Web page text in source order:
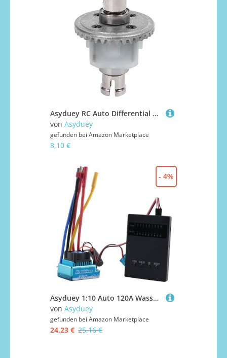
Asyduey RC Auto Differential 55-ZJ06 für 9125 9155 9156 Xinlehong 9125 9155 9156 1/10 1/12 RC Teile
von Asyduey
gefunden bei Amazon Marketplace
8,10 €
Asyduey 1:10 Auto 120A Wasserdicht Bürstenlos Esc + Programm Karten Kombination Einzelheiten, für 1/10 Rc Auto
von Asyduey
gefunden bei Amazon Marketplace
24,23 € 25,16 €
- 4%